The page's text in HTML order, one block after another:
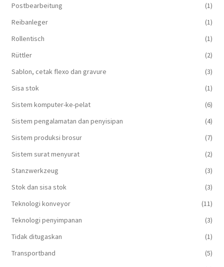
Postbearbeitung
(1)
Reibanleger
(1)
Rollentisch
(1)
Rüttler
(2)
Sablon, cetak flexo dan gravure
(3)
Sisa stok
(1)
Sistem komputer-ke-pelat
(6)
Sistem pengalamatan dan penyisipan
(4)
Sistem produksi brosur
(7)
Sistem surat menyurat
(2)
Stanzwerkzeug
(3)
Stok dan sisa stok
(3)
Teknologi konveyor
(11)
Teknologi penyimpanan
(3)
Tidak ditugaskan
(1)
Transportband
(5)